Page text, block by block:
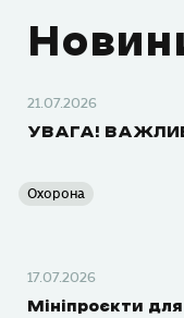
21.07.2026
УВАГА!
Охорона
17.07.2026
Мініпроєкти